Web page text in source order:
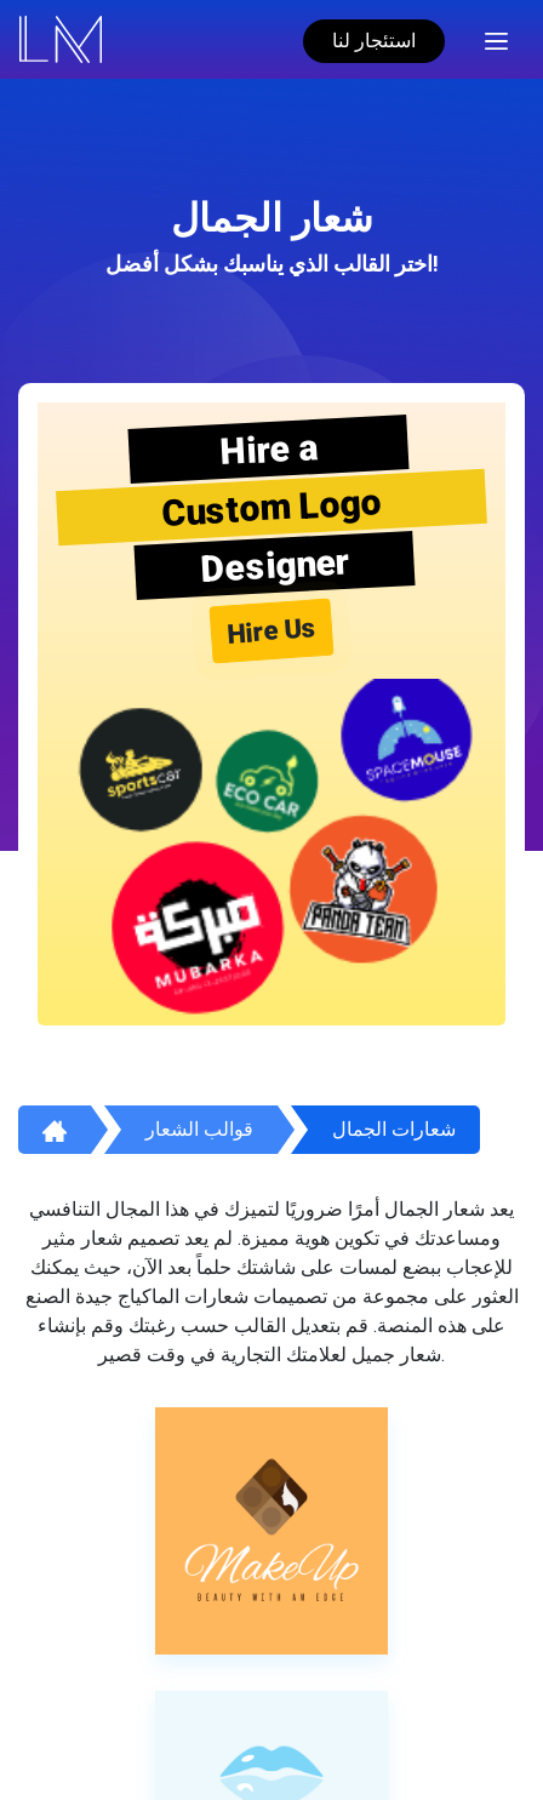
استئجار لنا
شعار الجمال
اختر القالب الذي يناسبك بشكل أفضل!
Hire a
Custom Logo
Designer
Hire Us
قوالب الشعار شعارات الجمال
يعد شعار الجمال أمرًا ضروريًا لتميزك في هذا المجال التنافسي
ومساعدتك في تكوين هوية مميزة. لم يعد تصميم شعار مثير
للإعجاب ببضع لمسات على شاشتك حلماً بعد الآن، حيث يمكنك
العثور على مجموعة من تصميمات شعارات الماكياج جيدة الصنع
على هذه المنصة. قم بتعديل القالب حسب رغبتك وقم بإنشاء
شعار جميل لعلامتك التجارية في وقت قصير.